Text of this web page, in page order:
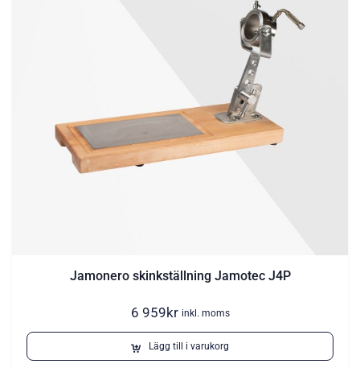
Jamonero skinkställning Jamotec J4P
6 959kr inkl. moms
Lägg till i varukorg